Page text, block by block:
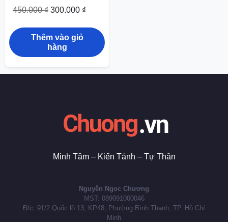
450.000₫ 300.000 ₫
Thêm vào giỏ
hàng
Minh Tâm – Kiến Tánh – Tự Thân
Nguyễn Ngoc Chương
MST: 089091000046
Đ/c: 91/2 Quốc lộ 13, KP48, Phường Bình Thạnh, TP. Hồ Chí
Minh